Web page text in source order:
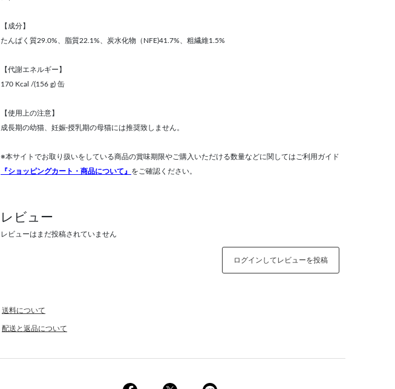
【成分】
たんぱく質29.0%、脂質22.1%、炭水化物（NFE)41.7%、粗繊維1.5%
【代謝エネルギー】
170 Kcal /(156 g) 缶
【使用上の注意】
成長期の幼猫、妊娠·授乳期の母猫には推奨致しません。
※本サイトでお取り扱いをしている商品の賞味期限やご購入いただける数量などに関してはご利用ガイド
『ショッピングカート・商品について』 をご確認ください。
レビュー
レビューはまだ投稿されていません
ログインしてレビューを投稿
送料について
配送と返品について